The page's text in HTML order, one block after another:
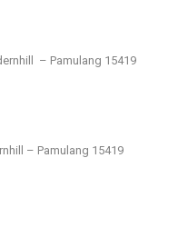
– Pamulang 15419
– Pamulang 15419